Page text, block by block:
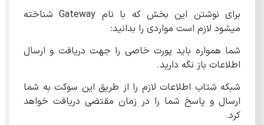
برای نوشتن این بخش که با نام Gateway شناخته
میشود لازم است مواردی را بدانید:
شما همواره باید پورت خاصی را جهت دریافت و ارسال
اطلاعات باز نگه دارید.
شبکه شتاب اطلاعات لازم را از طریق این سوکت به شما
ارسال و پاسخ شما را در زمان مقتضی دریافت خواهد
کرد.